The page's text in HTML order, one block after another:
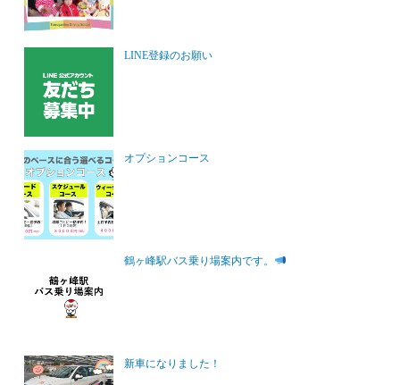
LINE登録のお願い
オプションコース
鶴ヶ峰駅バス乗り場案内です。
新車になりました！